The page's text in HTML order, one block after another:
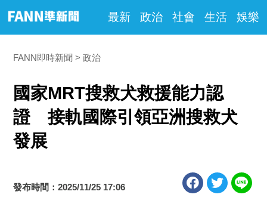
最新 政治 社會 生活 娛樂
FANN即時新聞 政治
國家MRT搜救犬救援能力認
證 接軌國際引領亞洲搜救犬
發展
發布時間：2025/11/25 17:06